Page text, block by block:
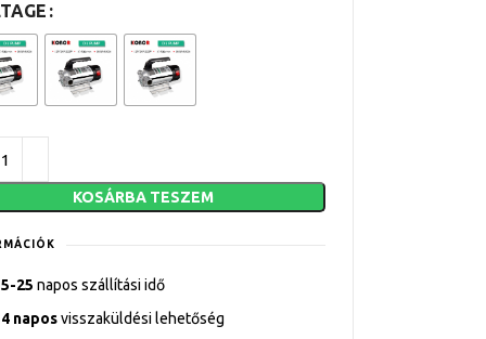
KOSÁRBA TESZEM
25 napos szállítási idő
naposvisszaküldési lehetőség